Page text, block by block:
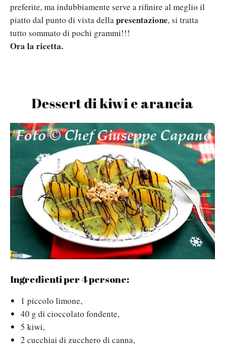
preferite, ma indubbiamente serve a rifinire al meglio il
piatto dal punto di vista dellapresentazione, si tratta
tutto sommato di pochi grammi!!!
Ora la ricetta.
Dessert di kiwi e arancia
Ingredienti per 4 persone:
1 piccolo limone,
40 g di cioccolato fondente,
5 kiwi,
2 cucchiai di zucchero di canna,